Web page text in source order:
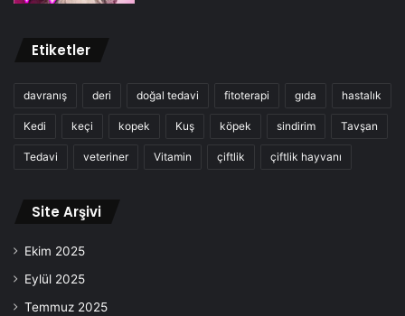
Etiketler
davranış deri doğal tedavi fitoterapi gıda hastalık
Kedi keçi kopek Kuş köpek sindirim Tavşan
Tedavi veteriner Vitamin çiftlik çiftlik hayvanı
Site Arşivi
Ekim 2025
Eylül 2025
Temmuz 2025